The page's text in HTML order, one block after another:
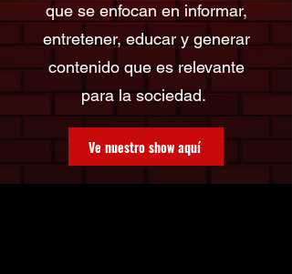
que se enfocan en informar,
entretener, educar y generar
contenido que es relevante
para la sociedad.
Ve nuestro show aquí